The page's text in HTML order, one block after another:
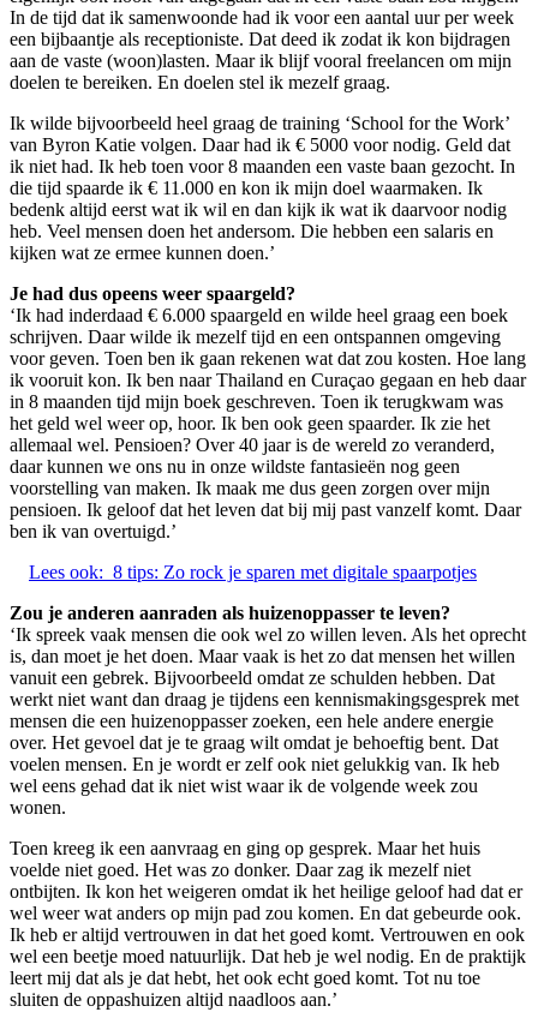
In de tijd dat ik samenwoonde had ik voor een aantal uur per week
een bijbaantje als receptioniste. Dat deed ik zodat ik kon bijdragen
aan de vaste (woon)lasten. Maar ik blijf vooral freelancen om mijn
doelen te bereiken. En doelen stel ik mezelf graag.
Ik wilde bijvoorbeeld heel graag de training ‘School for the Work’
van Byron Katie volgen. Daar had ik € 5000 voor nodig. Geld dat
ik niet had. Ik heb toen voor 8 maanden een vaste baan gezocht. In
die tijd spaarde ik € 11.000 en kon ik mijn doel waarmaken. Ik
bedenk altijd eerst wat ik wil en dan kijk ik wat ik daarvoor nodig
heb. Veel mensen doen het andersom. Die hebben een salaris en
kijken wat ze ermee kunnen doen.’
Je had dus opeens weer spaargeld?
‘Ik had inderdaad € 6.000 spaargeld en wilde heel graag een boek
schrijven. Daar wilde ik mezelf tijd en een ontspannen omgeving
voor geven. Toen ben ik gaan rekenen wat dat zou kosten. Hoe lang
ik vooruit kon. Ik ben naar Thailand en Curaçao gegaan en heb daar
in 8 maanden tijd mijn boek geschreven. Toen ik terugkwam was
het geld wel weer op, hoor. Ik ben ook geen spaarder. Ik zie het
allemaal wel. Pensioen? Over 40 jaar is de wereld zo veranderd,
daar kunnen we ons nu in onze wildste fantasieën nog geen
voorstelling van maken. Ik maak me dus geen zorgen over mijn
pensioen. Ik geloof dat het leven dat bij mij past vanzelf komt. Daar
ben ik van overtuigd.’
Lees ook: 8 tips: Zo rock je sparen met digitale spaarpotjes
Zou je anderen aanraden als huizenoppasser te leven?
‘Ik spreek vaak mensen die ook wel zo willen leven. Als het oprecht
is, dan moet je het doen. Maar vaak is het zo dat mensen het willen
vanuit een gebrek. Bijvoorbeeld omdat ze schulden hebben. Dat
werkt niet want dan draag je tijdens een kennismakingsgesprek met
mensen die een huizenoppasser zoeken, een hele andere energie
over. Het gevoel dat je te graag wilt omdat je behoeftig bent. Dat
voelen mensen. En je wordt er zelf ook niet gelukkig van. Ik heb
wel eens gehad dat ik niet wist waar ik de volgende week zou
wonen.
Toen kreeg ik een aanvraag en ging op gesprek. Maar het huis
voelde niet goed. Het was zo donker. Daar zag ik mezelf niet
ontbijten. Ik kon het weigeren omdat ik het heilige geloof had dat er
wel weer wat anders op mijn pad zou komen. En dat gebeurde ook.
Ik heb er altijd vertrouwen in dat het goed komt. Vertrouwen en ook
wel een beetje moed natuurlijk. Dat heb je wel nodig. En de praktijk
leert mij dat als je dat hebt, het ook echt goed komt. Tot nu toe
sluiten de oppashuizen altijd naadloos aan.’